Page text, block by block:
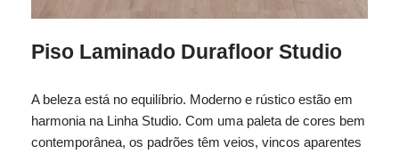
Piso Laminado Durafloor Studio
A beleza está no equilíbrio. Moderno e rústico estão em
harmonia na Linha Studio. Com uma paleta de cores bem
contemporânea, os padrões têm veios, vincos aparentes